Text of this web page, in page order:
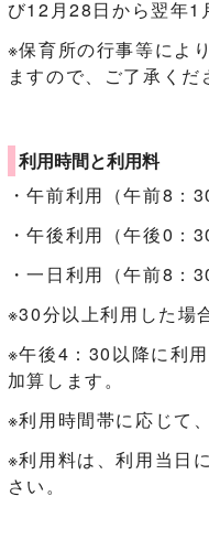
び12月28日から翌年1
※保育所の行事等によ
ますので、ご了承くだ
利用時間と利用料
・午前利用（午前8
・午後利用（午後0
・一日利用（午前8
※30分以上利用した場
※午後4：30以降に利
加算します。
※利用時間帯に応じて
※利用料は、利用当日
さい。